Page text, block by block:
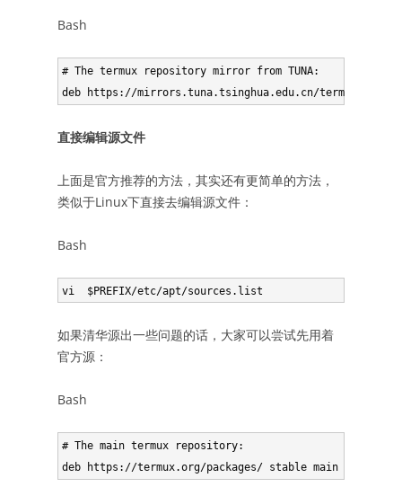
Bash
# The termux repository mirror from TUNA:
直接编辑源文件
上面是官方推荐的方法，其实还有更简单的方法，
类似于Linux下直接去编辑源文件：
Bash
如果清华源出一些问题的话，大家可以尝试先用着
官方源：
Bash
# The main termux repository: